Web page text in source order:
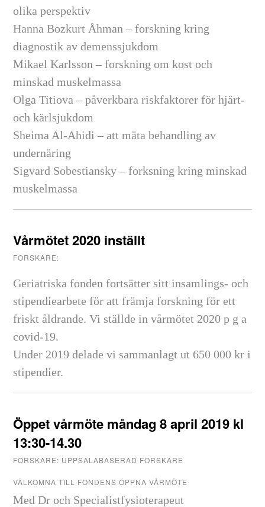
olika perspektiv
Hanna Bozkurt Åhman – forskning kring
diagnostik av demenssjukdom
Mikael Karlsson – forskning om kost och
minskad muskelmassa
Olga Titiova – påverkbara riskfaktorer för hjärt-
och kärlsjukdom
Sheima Al-Ahidi – att mäta behandling av
undernäring
Sigvard Sobestiansky – forksning kring minskad
muskelmassa
Vårmötet 2020 inställt
FORSKARE:
Geriatriska fonden fortsätter sitt insamlings- och
stipendiearbete för att främja forskning för ett
friskt åldrande. Vi ställde in vårmötet 2020 p g a
covid-19.
Under 2019 delade vi sammanlagt ut 650 000 kr i
stipendier.
Öppet vårmöte måndag 8 april 2019 kl
13:30-14.30
FORSKARE: UPPSALABASERAD FORSKARE
VÄLKOMNA TILL FONDENS ÖPPNA VÅRMÖTE
Med Dr och Specialistfysioterapeut